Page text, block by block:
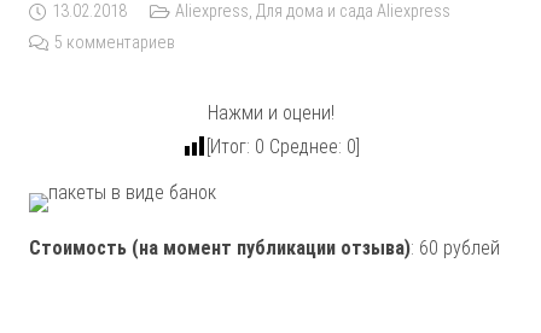
13.02.2018 Aliexpress, Для дома и сада Aliexpress
5 комментариев
Нажми и оцени!
[Итог: 0 Среднее: 0
Стоимость (на момент публикации отзыва): 60 рублей